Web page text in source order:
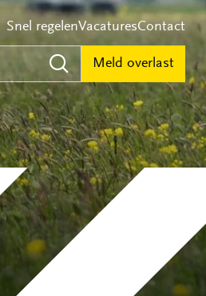
Snel regelenVacaturesContact
Zoeken
Meld overlast